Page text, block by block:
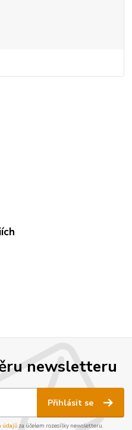
newsletteru
Přihlásit se
údajůza účelem rozesílky newsletteru.